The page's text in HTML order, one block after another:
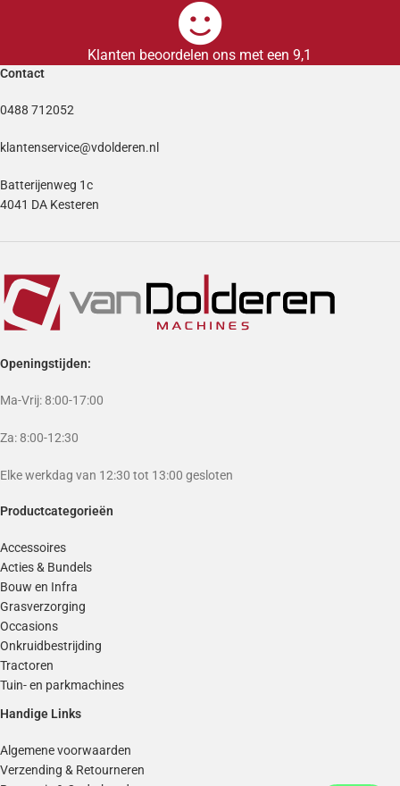
Klanten beoordelen ons met een 9,1
Contact
0488 712052
klantenservice@vdolderen.nl
Batterijenweg 1c
4041 DA Kesteren
Openingstijden:
Ma-Vrij: 8:00-17:00
Za: 8:00-12:30
Elke werkdag van 12:30 tot 13:00 gesloten
Productcategorieën
Accessoires
Acties & Bundels
Bouw en Infra
Grasverzorging
Occasions
Onkruidbestrijding
Tractoren
Tuin- en parkmachines
Handige Links
Algemene voorwaarden
Verzending & Retourneren